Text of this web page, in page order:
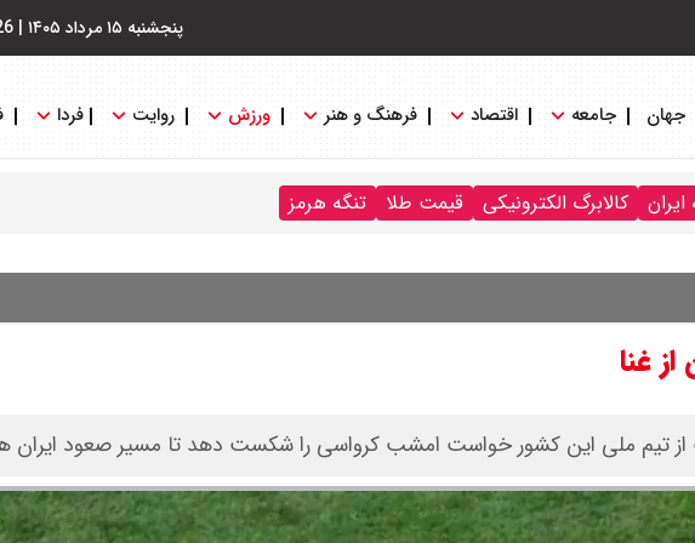
پنجشنبه ۱۵ مرداد ۱۴۰۵ |
جهان جامعه اقتصاد فرهنگ و هنر ورزش روایت فردا
کالابرگ الکترونیکی قیمت طلا تنگه هرمز
غنا
از تیم ملی این کشور خواست امشب کرواسی را شکست دهد تا مسیر صعود ایران